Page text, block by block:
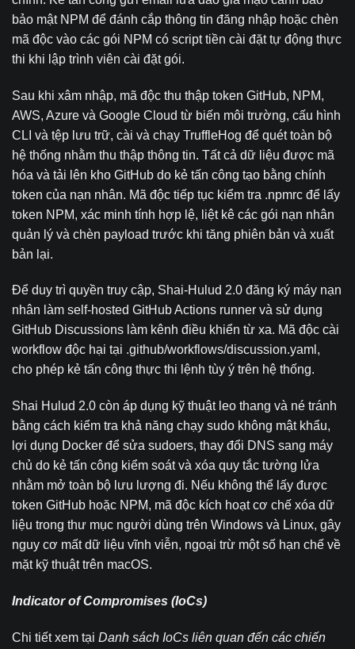
bảo mật NPM để đánh cắp thông tin đăng nhập hoặc chèn
mã độc vào các gói NPM có script tiền cài đặt tự động thực
thi khi lập trình viên cài đặt gói.
Sau khi xâm nhập, mã độc thu thập token GitHub, NPM,
AWS, Azure và Google Cloud từ biến môi trường, cấu hình
CLI và tệp lưu trữ, cài và chạy TruffleHog để quét toàn bộ
hệ thống nhằm thu thập thông tin. Tất cả dữ liệu được mã
hóa và tải lên kho GitHub do kẻ tấn công tạo bằng chính
token của nạn nhân. Mã độc tiếp tục kiểm tra .npmrc để lấy
token NPM, xác minh tính hợp lệ, liệt kê các gói nạn nhân
quản lý và chèn payload trước khi tăng phiên bản và xuất
bản lại.
Để duy trì quyền truy cập, Shai-Hulud 2.0 đăng ký máy nạn
nhân làm self-hosted GitHub Actions runner và sử dụng
GitHub Discussions làm kênh điều khiển từ xa. Mã độc cài
workflow độc hại tại .github/workflows/discussion.yaml,
cho phép kẻ tấn công thực thi lệnh tùy ý trên hệ thống.
Shai Hulud 2.0 còn áp dụng kỹ thuật leo thang và né tránh
bằng cách kiểm tra khả năng chạy sudo không mật khẩu,
lợi dụng Docker để sửa sudoers, thay đổi DNS sang máy
chủ do kẻ tấn công kiểm soát và xóa quy tắc tường lửa
nhằm mở toàn bộ lưu lượng đi. Nếu không thể lấy được
token GitHub hoặc NPM, mã độc kích hoạt cơ chế xóa dữ
liệu trong thư mục người dùng trên Windows và Linux, gây
nguy cơ mất dữ liệu vĩnh viễn, ngoại trừ một số hạn chế về
mặt kỹ thuật trên macOS.
Indicator of Compromises (IoCs)
Chi tiết xem tại Danh sách IoCs liên quan đến các chiến